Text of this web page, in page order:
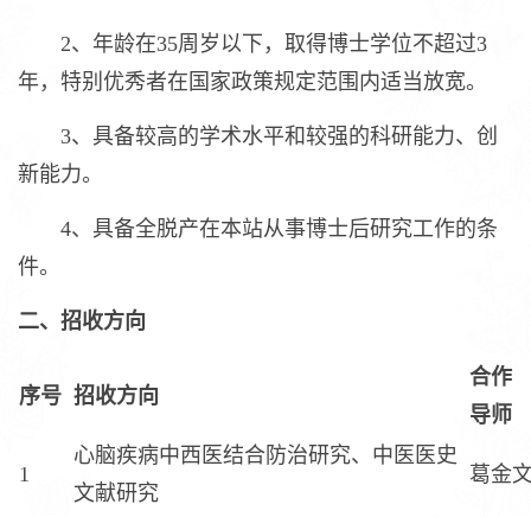
2、年龄在35周岁以下，取得博士学位不超过3
年，特别优秀者在国家政策规定范围内适当放宽。
3、具备较高的学术水平和较强的科研能力、创
新能力。
4、具备全脱产在本站从事博士后研究工作的条
件。
二、招收方向
序号 招收方向
合作
导师
1
心脑疾病中西医结合防治研究、中医医史
文献研究
葛金